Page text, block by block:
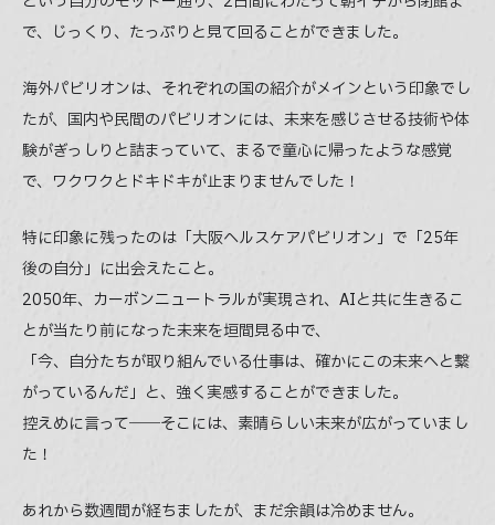
03-5366-3567
で、じっくり、たっぷりと見て回ることができました。
海外パビリオンは、それぞれの国の紹介がメインという印象でし
たが、国内や民間のパビリオンには、未来を感じさせる技術や体
験がぎっしりと詰まっていて、まるで童心に帰ったような感覚
で、ワクワクとドキドキが止まりませんでした！
特に印象に残ったのは「大阪ヘルスケアパビリオン」で「25年
後の自分」に出会えたこと。
2050年、カーボンニュートラルが実現され、AIと共に生きるこ
とが当たり前になった未来を垣間見る中で、
「今、自分たちが取り組んでいる仕事は、確かにこの未来へと繋
がっているんだ」と、強く実感することができました。
控えめに言って――そこには、素晴らしい未来が広がっていまし
た！
あれから数週間が経ちましたが、まだ余韻は冷めません。